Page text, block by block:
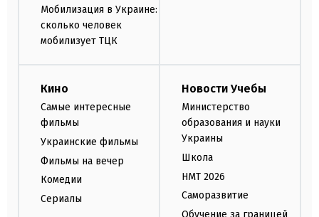
Мобилизация в Украине:
сколько человек
мобилизует ТЦК
Кино
Самые интересные
фильмы
Украинские фильмы
Фильмы на вечер
Комедии
Сериалы
Новости Учебы
Министерство
образования и науки
Украины
Школа
НМТ 2026
Саморазвитие